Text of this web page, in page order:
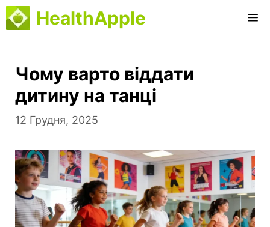
Перейти
до
HealthApple
Чому варто віддати
дитину на танці
12 Грудня, 2025